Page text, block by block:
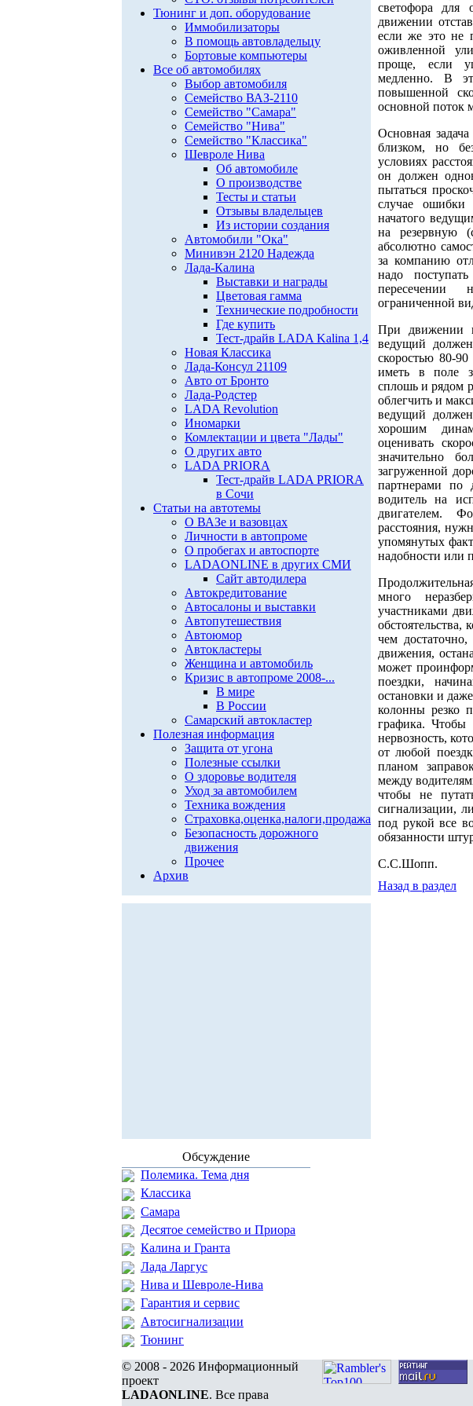
Тюнинг и доп. оборудование
Иммобилизаторы
В помощь автовладельцу
Бортовые компьютеры
Все об автомобилях
Выбор автомобиля
Семейство ВАЗ-2110
Семейство "Самара"
Семейство "Нива"
Семейство "Классика"
Шевроле Нива
Об автомобиле
О производстве
Тесты и статьи
Отзывы владельцев
Из истории создания
Автомобили "Ока"
Минивэн 2120 Надежда
Лада-Калина
Выставки и награды
Цветовая гамма
Технические подробности
Где купить
Тест-драйв LADA Kalina 1,4
Новая Классика
Лада-Консул 21109
Авто от Бронто
Лада-Родстер
LADA Revolution
Иномарки
Комлектации и цвета "Лады"
О других авто
LADA PRIORA
Тест-драйв LADA PRIORA
в Сочи
Статьи на автотемы
О ВАЗе и вазовцах
Личности в автопроме
О пробегах и автоспорте
LADAONLINE в других СМИ
Сайт автодилера
Автокредитование
Автосалоны и выставки
Автопутешествия
Автоюмор
Автокластеры
Женщина и автомобиль
Кризис в автопроме 2008-...
В мире
В России
Самарский автокластер
Полезная информация
Защита от угона
Полезные ссылки
О здоровье водителя
Уход за автомобилем
Техника вождения
Страховка,оценка,налоги,продажа
Безопасность дорожного
движения
Прочее
Архив
Обсуждение
Полемика. Тема дня
Классика
Самара
Десятое семейство и Приора
Калина и Гранта
Лада Ларгус
Нива и Шевроле-Нива
Гарантия и сервис
Автосигнализации
Тюнинг
светофора для
движении
если же это не
оживленной
проще, если
медленно. В
повышенной
основной поток
Основная
близком, но
условиях
он должен
пытаться
случае ошибки
начатого
на резервную
абсолютно
за компанию
надо
пересечении
ограниченной
При движении
ведущий
скоростью 80-
иметь в поле
сплошь и рядом
облегчить и
ведущий
хорошим
оценивать
значительно
загруженной
партнерами
водитель на
двигателем.
расстояния,
упомянутых
надобности или
много
участниками
обстоятельства,
чем
движения,
может
поездки,
остановки и
колонны резко
графика.
нервозность,
от любой
планом
между
чтобы не
сигнализации,
под рукой все
обязанности
С.С.Шопп.
Назад в раздел
© 2008 - 2026 Информационный
проект
LADAONLINE. Все права